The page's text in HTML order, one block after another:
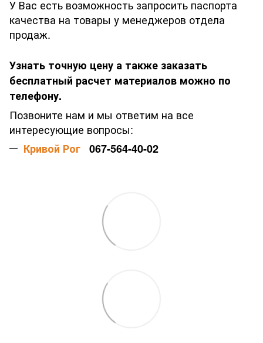
У Вас есть возможность запросить паспорта
качества на товары у менеджеров отдела
продаж.
Узнать точную цену а также заказать
бесплатный расчет материалов можно по
телефону.
Позвоните нам и мы ответим на все
интересующие вопросы:
Кривой Рог 067-564-40-02